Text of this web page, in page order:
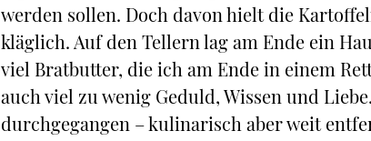
werden sollen. Doch davon hielt die
kläglich. Auf den Tellern lag am Ende ein
viel Bratbutter, die ich am Ende in einem
auch viel zu wenig Geduld, Wissen und
durchgegangen – kulinarisch aber weit